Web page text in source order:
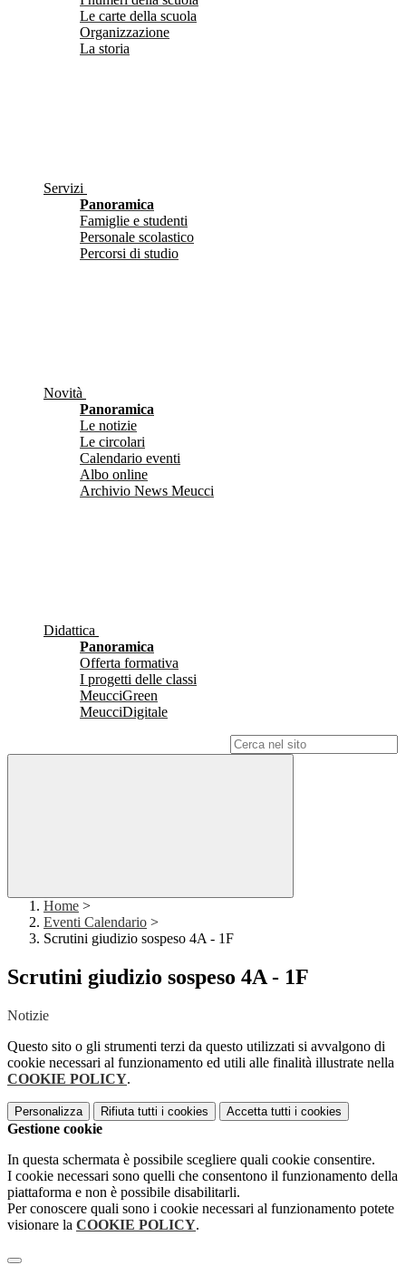
Le carte della scuola
Organizzazione
La storia
Servizi
Panoramica
Famiglie e studenti
Personale scolastico
Percorsi di studio
Novità
Panoramica
Le notizie
Le circolari
Calendario eventi
Albo online
Archivio News Meucci
Didattica
Panoramica
Offerta formativa
I progetti delle classi
MeucciGreen
MeucciDigitale
Home >
Eventi Calendario >
Scrutini giudizio sospeso 4A - 1F
Scrutini giudizio sospeso 4A - 1F
Notizie
Questo sito o gli strumenti terzi da questo utilizzati si avvalgono di
cookie necessari al funzionamento ed utili alle finalità illustrate nella
COOKIE POLICY.
Personalizza Rifiuta tutti i cookies Accetta tutti i cookies
Gestione cookie
In questa schermata è possibile scegliere quali cookie consentire.
I cookie necessari sono quelli che consentono il funzionamento della
piattaforma e non è possibile disabilitarli.
Per conoscere quali sono i cookie necessari al funzionamento potete
visionare la COOKIE POLICY.